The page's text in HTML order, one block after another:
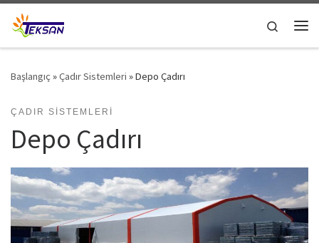
Skip to content
Search
Başlangıç »Çadır Sistemleri »Depo Çadırı
ÇADIR SISTEMLERI
Depo Çadırı